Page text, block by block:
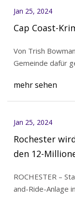
Jan 25, 2024
Cap Coast-
Von Trish
Gemeinde dafür
mehr sehen
Jan 25, 2024
Rochester
den 12-
ROCHESTER –
and-Ride-Anlage